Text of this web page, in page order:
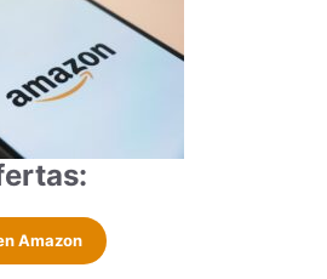
Amazon